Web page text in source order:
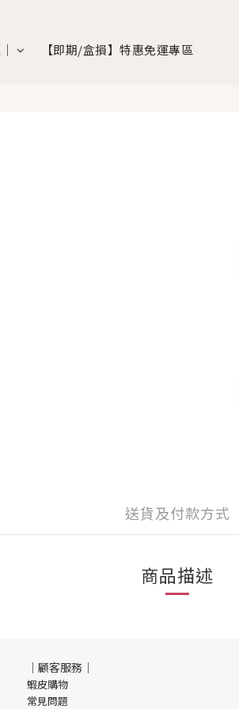
【即期/盒損】特惠免運專區
送貨及付款方式
商品描述
｜顧客服務｜
蝦皮購物
常見問題